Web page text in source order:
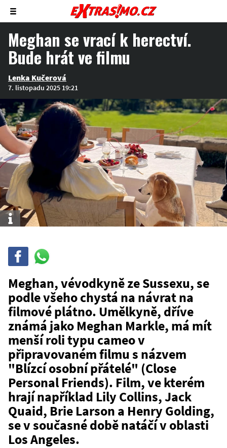
Zobrazit/skrýt
menu
Meghan se vrací k herectví.
Bude hrát ve filmu
Lenka Kučerová
7. listopadu 2025 19:21
Info
Sdílej
WhatsAppu
Meghan, vévodkyně ze Sussexu, se
podle všeho chystá na návrat na
filmové plátno. Umělkyně, dříve
známá jako Meghan Markle, má mít
menší roli typu cameo v
připravovaném filmu s názvem
"Blízcí osobní přátelé" (Close
Personal Friends). Film, ve kterém
hrají například Lily Collins, Jack
Quaid, Brie Larson a Henry Golding,
se v současné době natáčí v oblasti
Los Angeles.